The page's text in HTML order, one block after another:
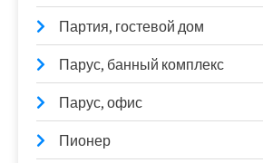
Партия, гостевой дом
Парус, банный комплекс
Парус, офис
Пионер